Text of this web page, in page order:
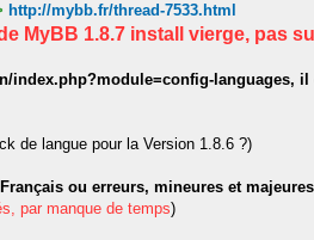
http://mybb.fr/thread-7533.html
MyBB 1.8.7 install vierge, pas
index.php?module=config-languages, il
de langue pour la Version 1.8.6 ?)
ou erreurs, mineures et
par manque de temps)